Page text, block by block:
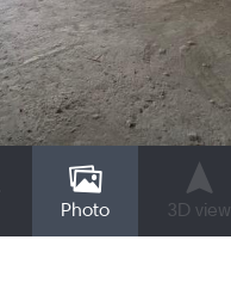
Photo 3D view